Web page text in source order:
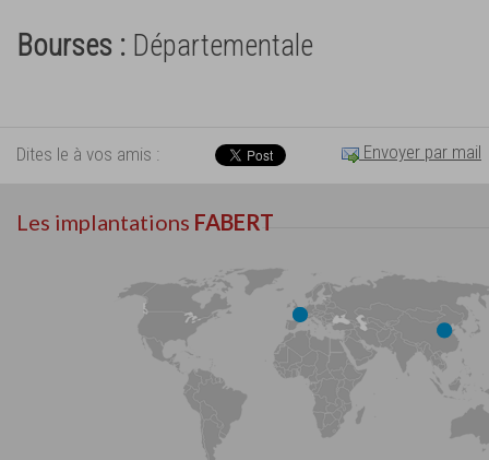
Bourses : Départementale
Dites le à vos amis : Envoyer par mail
Les implantations FABERT